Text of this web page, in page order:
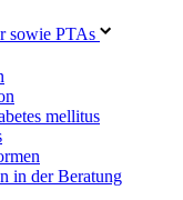
sowie PTAs
mellitus
in der Beratung